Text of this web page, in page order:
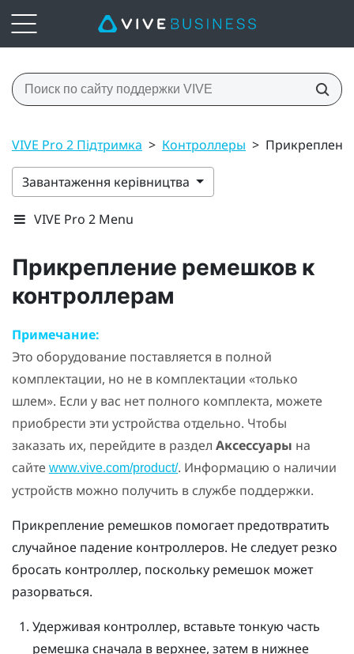
VIVE Pro 2 Підтримка > Контроллеры >
Завантаження керівництва
VIVE Pro 2 Menu
Прикрепление ремешков к
контроллерам
Примечание:
Это оборудование поставляется в полной
комплектации, но не в комплектации «только
шлем». Если у вас нет полного комплекта, можете
приобрести эти устройства отдельно. Чтобы
заказать их, перейдите в раздел Аксессуары на
сайте www.vive.com/product/. Информацию о наличии
устройств можно получить в службе поддержки.
Прикрепление ремешков помогает предотвратить
случайное падение контроллеров. Не следует резко
бросать контроллер, поскольку ремешок может
разорваться.
Удерживая контроллер, вставьте тонкую часть
ремешка сначала в верхнее, затем в нижнее